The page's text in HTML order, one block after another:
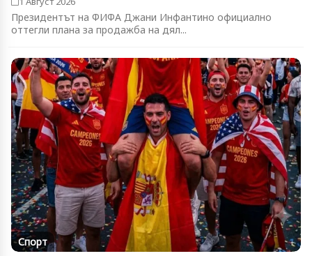
Президентът на ФИФА Джани Инфантино официално
оттегли плана за продажба на дял...
Спорт